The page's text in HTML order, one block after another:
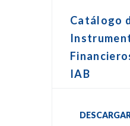
Catálogo
IAB